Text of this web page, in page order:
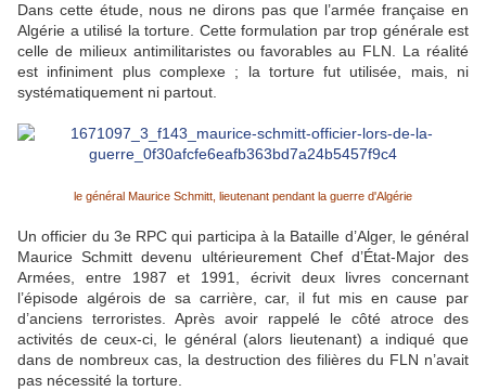
Dans cette étude, nous ne dirons pas que l’armée française en
Algérie a utilisé la torture. Cette formulation par trop générale est
celle de milieux antimilitaristes ou favorables au FLN. La réalité
est infiniment plus complexe ; la torture fut utilisée, mais, ni
systématiquement ni partout.
le général Maurice Schmitt, lieutenant pendant la guerre d'Algérie
Un officier du 3e RPC qui participa à la Bataille d’Alger, le général
Maurice Schmitt devenu ultérieurement Chef d’État-Major des
Armées, entre 1987 et 1991, écrivit deux livres concernant
l’épisode algérois de sa carrière, car, il fut mis en cause par
d’anciens terroristes. Après avoir rappelé le côté atroce des
activités de ceux-ci, le général (alors lieutenant) a indiqué que
dans de nombreux cas, la destruction des filières du FLN n’avait
pas nécessité la torture.